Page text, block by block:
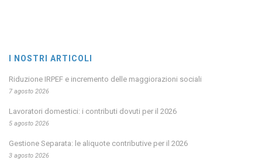
I NOSTRI ARTICOLI
Riduzione IRPEF e incremento delle maggiorazioni sociali
7 agosto 2026
Lavoratori domestici: i contributi dovuti per il 2026
5 agosto 2026
Gestione Separata: le aliquote contributive per il 2026
3 agosto 2026